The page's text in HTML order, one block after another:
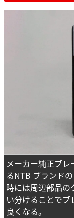
メーカー純正ブ
るNTB ブランド
時には周辺部品
い分けることで
良くなる。